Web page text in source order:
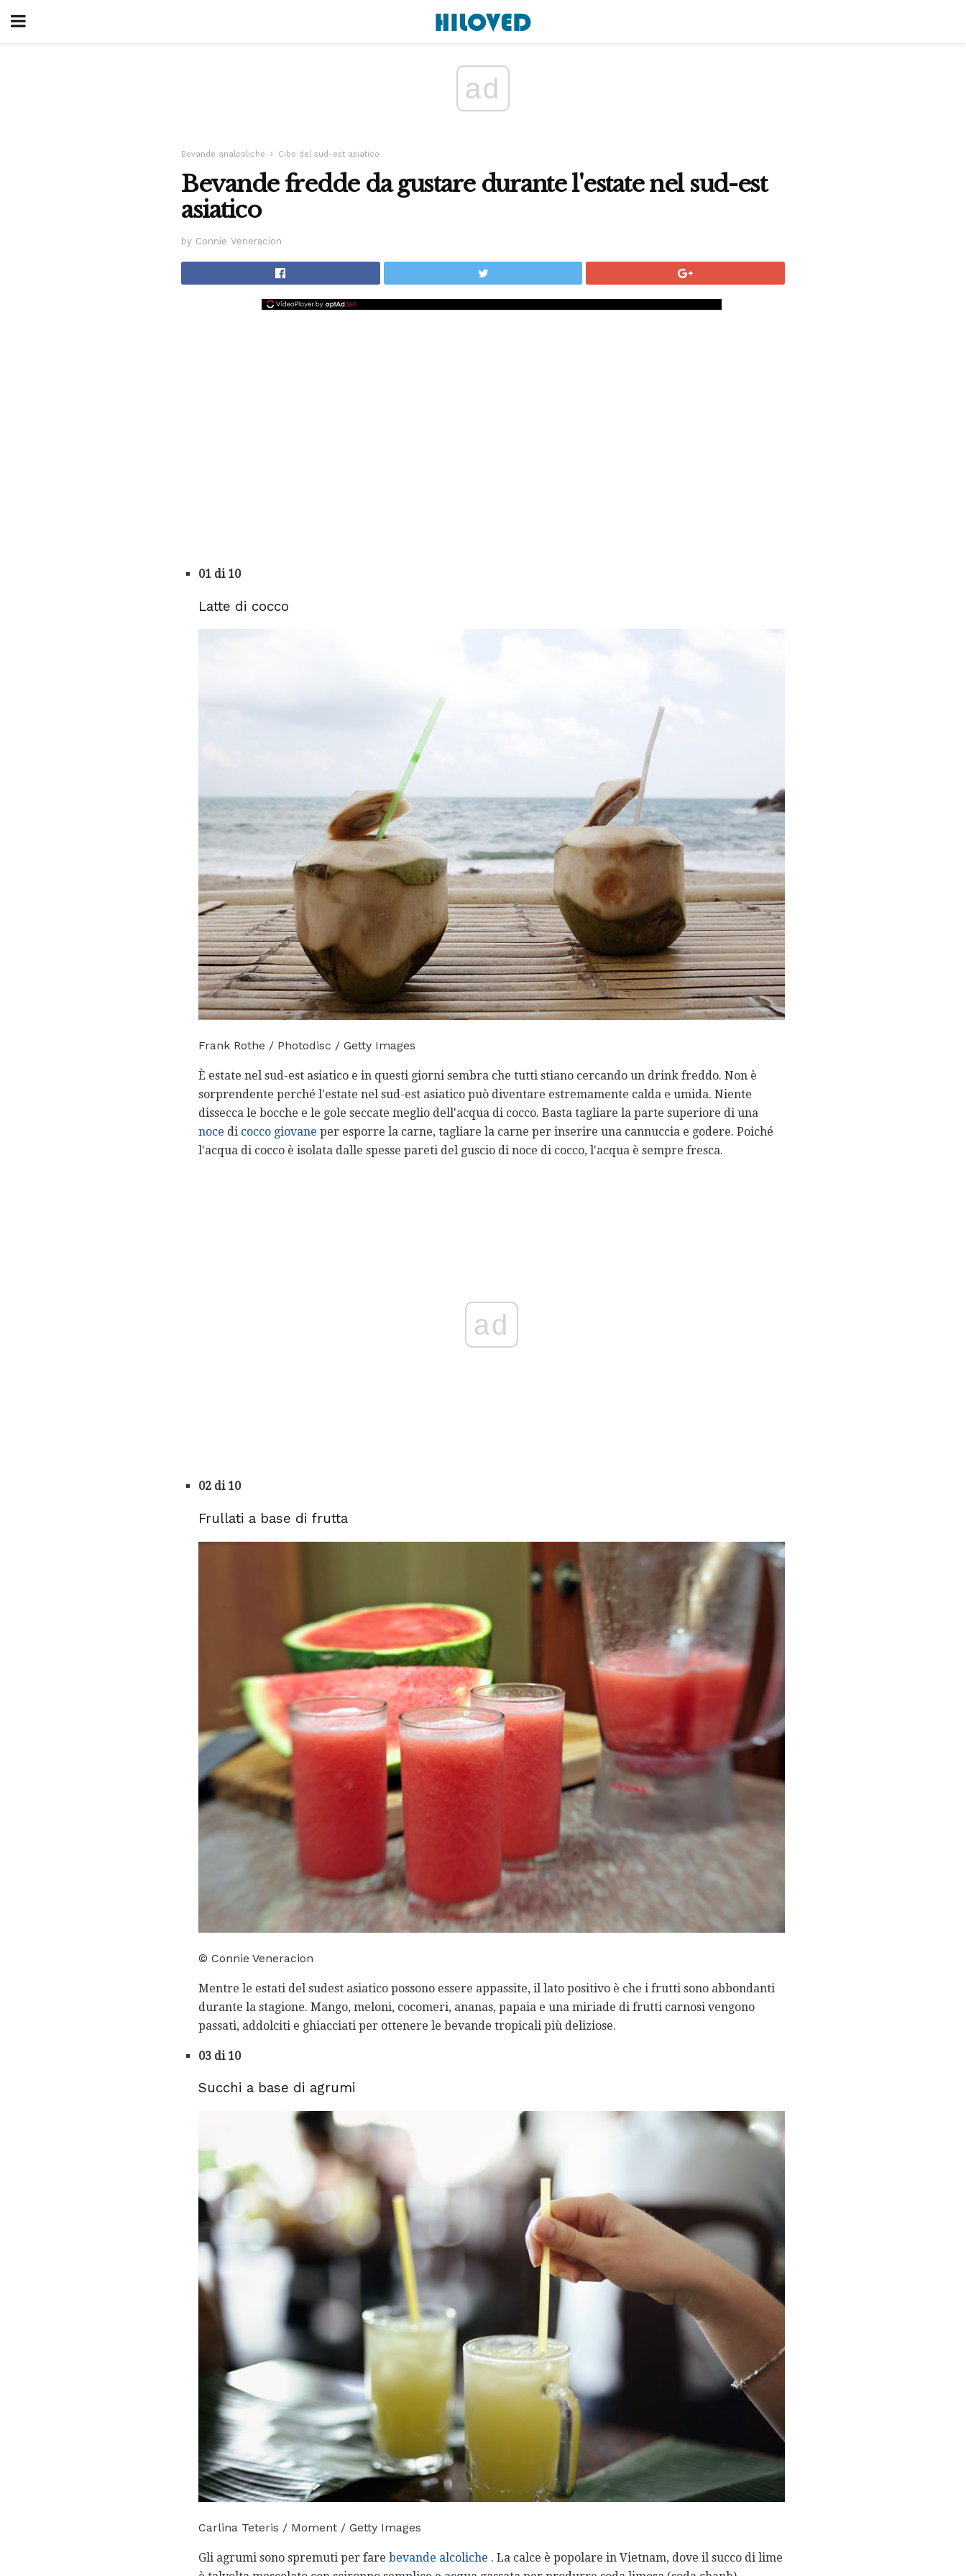
ad
Bevande analcoliche Cibo del sud-est asiatico
Bevande fredde da gustare durante l'estate nel sud-est
asiatico
by Connie Veneracion
01 di 10
Latte di cocco
Frank Rothe / Photodisc / Getty Images
È estate nel sud-est asiatico e in questi giorni sembra che tutti stiano cercando un drink freddo. Non è
sorprendente perché l'estate nel sud-est asiatico può diventare estremamente calda e umida. Niente
dissecca le bocche e le gole seccate meglio dell'acqua di cocco. Basta tagliare la parte superiore di una
noce di cocco giovane per esporre la carne, tagliare la carne per inserire una cannuccia e godere. Poiché
l'acqua di cocco è isolata dalle spesse pareti del guscio di noce di cocco, l'acqua è sempre fresca.
ad
02 di 10
Frullati a base di frutta
© Connie Veneracion
Mentre le estati del sudest asiatico possono essere appassite, il lato positivo è che i frutti sono abbondanti
durante la stagione. Mango, meloni, cocomeri, ananas, papaia e una miriade di frutti carnosi vengono
passati, addolciti e ghiacciati per ottenere le bevande tropicali più deliziose.
03 di 10
Succhi a base di agrumi
Carlina Teteris / Moment / Getty Images
Gli agrumi sono spremuti per fare bevande alcoliche . La calce è popolare in Vietnam, dove il succo di lime